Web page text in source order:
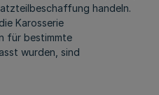
handeln.
Karosserie
für bestimmte
wurden, sind